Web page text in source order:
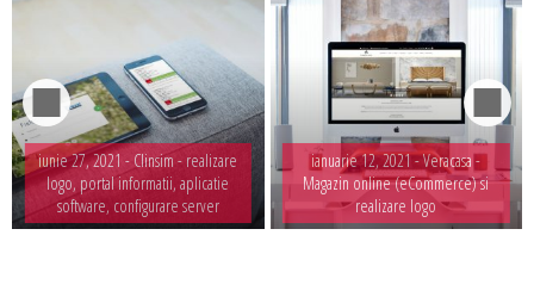
iunie 27, 2021 - Clinsim - realizare
logo, portal informatii, aplicatie
software, configurare server
ianuarie 12, 2021 -Veracasa -
Magazin online (eCommerce) si
realizare logo